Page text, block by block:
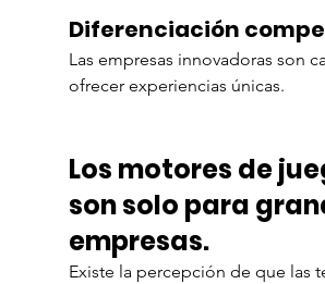
Diferenciación
Las empresas innovadoras son
ofrecer experiencias únicas.
Los motores de
son solo para
empresas.
Existe la percepción de que las